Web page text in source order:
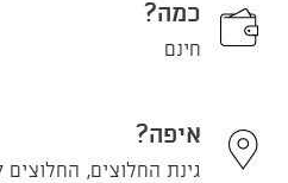
כמה?
חינם
איפה?
גינת החלוצים, החלוצים 57, תל אביב - יפו